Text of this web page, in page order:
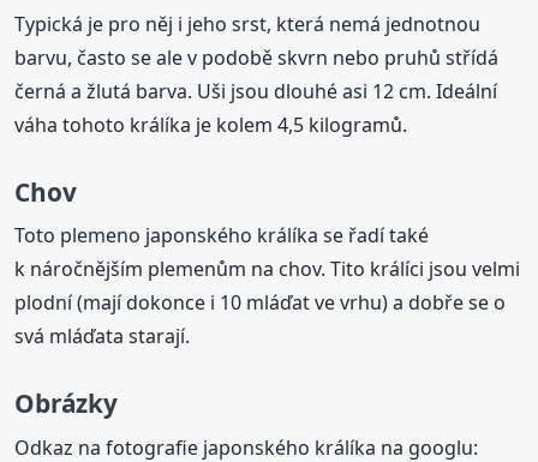
Typická je pro něj i jeho srst, která nemá jednotnou
barvu, často se ale v podobě skvrn nebo pruhů střídá
černá a žlutá barva. Uši jsou dlouhé asi 12 cm. Ideální
váha tohoto králíka je kolem 4,5 kilogramů.
Chov
Toto plemeno japonského králíka se řadí také
k náročnějším plemenům na chov. Tito králíci jsou velmi
plodní (mají dokonce i 10 mláďat ve vrhu) a dobře se o
svá mláďata starají.
Obrázky
Odkaz na fotografie japonského králíka na googlu: